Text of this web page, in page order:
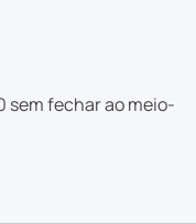
sem fechar ao meio-